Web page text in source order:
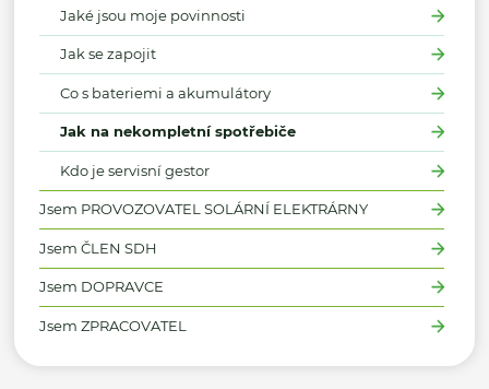
Jaké jsou moje povinnosti
Jak se zapojit
Co s bateriemi a akumulátory
Jak na nekompletní spotřebiče
Kdo je servisní gestor
Jsem PROVOZOVATEL SOLÁRNÍ ELEKTRÁRNY
Jsem ČLEN SDH
Jsem DOPRAVCE
Jsem ZPRACOVATEL